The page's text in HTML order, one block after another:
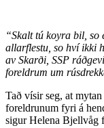
“Skalt tú koyra bil, so
allarflestu, so hví ikki
av Skarði, SSP
foreldrum um
Tað vísir seg, at
foreldrunum fyri á
sigur Helena Bjellvåg